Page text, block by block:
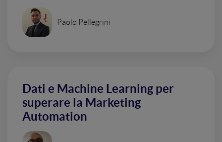
Paolo Pellegrini
Dati e Machine Learning per
superare la Marketing
Automation